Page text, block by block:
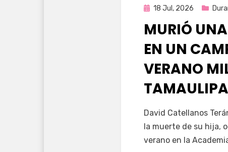
Publicada
18 Jul, 2026
MURIÓ
EN UN
VERANO
por Fernando Miranda
David Catellanos
la muerte de su hija,
verano en la